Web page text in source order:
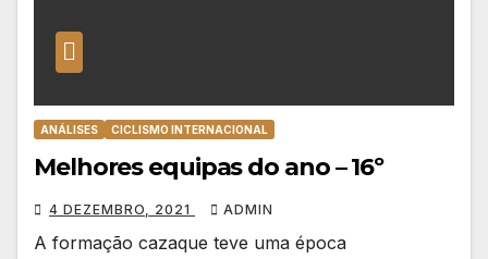
ANÁLISES CICLISMO INTERNACIONAL
Melhores equipas do ano – 16º
4 DEZEMBRO, 2021 ADMIN
A formação cazaque teve uma época